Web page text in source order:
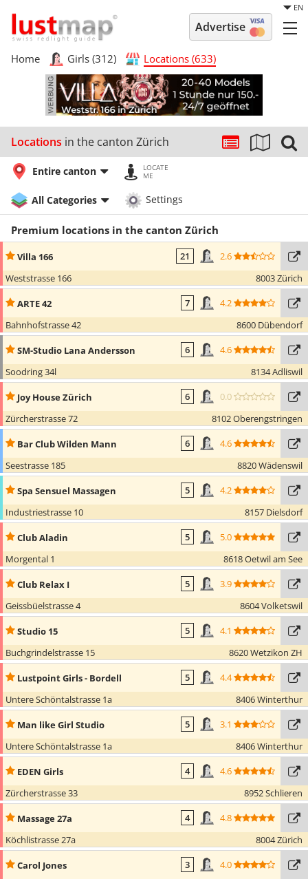
EN
Advertise
Home Girls (312) Locations (633)
Locations in the canton Zürich
Entire canton
LOCATE
ME
All Categories Settings
Premium locations in the canton Zürich
Villa 166 21
2.6
Weststrasse 166
8003 Zürich
ARTE 42 7
4.2
Bahnhofstrasse 42
8600 Dübendorf
SM-Studio Lana Andersson 6
4.6
Soodring 34l
8134 Adliswil
Joy House Zürich 6
0.0
Zürcherstrasse 72
8102 Oberengstringen
Bar Club Wilden Mann 6
4.6
Seestrasse 185
8820 Wädenswil
Spa Sensuel Massagen 5
4.2
Industriestrasse 10
8157 Dielsdorf
Club Aladin 5
5.0
Morgental 1
8618 Oetwil am See
Club Relax I 5
3.9
Geissbüelstrasse 4
8604 Volketswil
Studio 15 5
4.1
Buchgrindelstrasse 15
8620 Wetzikon ZH
Lustpoint Girls - Bordell 5
4.4
Untere Schöntalstrasse 1a
8406 Winterthur
Man like Girl Studio 5
3.1
Untere Schöntalstrasse 1a
8406 Winterthur
EDEN Girls 4
4.6
Zürcherstrasse 33
8952 Schlieren
Massage 27a 4
4.8
Köchlistrasse 27a
8004 Zürich
Carol Jones 3
4.0